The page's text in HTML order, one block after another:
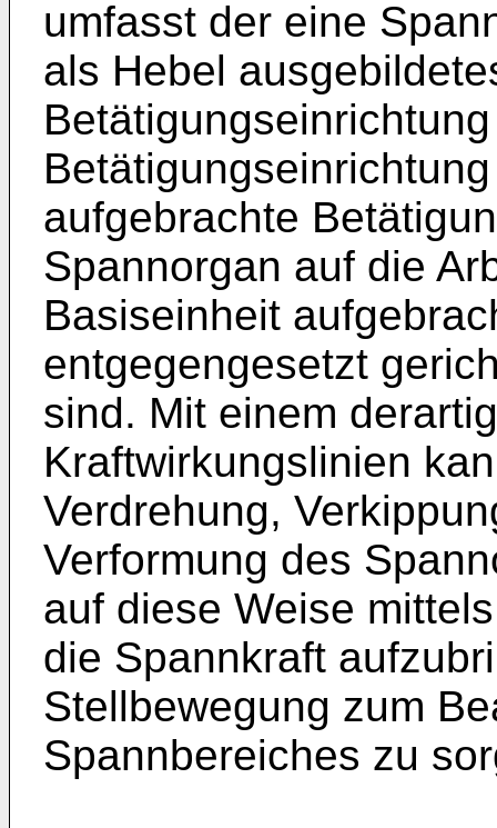
umfasst der eine
als Hebel
aufgebrachte
Spannorgan auf die
Basiseinheit
entgegengesetzt
sind. Mit einem
Kraftwirkungslinien
Verdrehung,
Verformung des
auf diese Weise
die Spannkraft
Stellbewegung zum
Spannbereiches zu